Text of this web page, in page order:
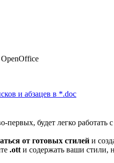
и абзацев в *.doc
первых, будет легко
от готовых стилей и
.ott и содержать ваши стили,